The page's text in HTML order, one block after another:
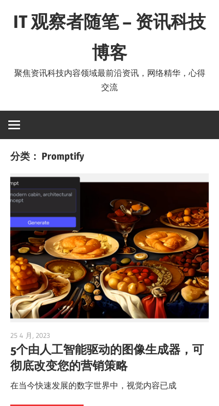
IT 观察者随笔 – 资讯科技
博客
聚焦资讯科技内容领域最前沿资讯，网络精华，心得
交流
分类： Promptify
25 4 月, 2023
5个由人工智能驱动的图像生成器，可
彻底改变您的营销策略
在当今快速发展的数字世界中，视觉内容已成